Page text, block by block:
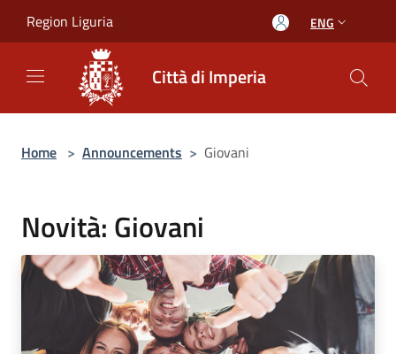
Region Liguria ENG
Città di Imperia
Home > Announcements > Giovani
Novità: Giovani